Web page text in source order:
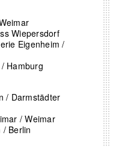
Wiepersdorf
Eigenheim /
Hamburg
/ Darmstädter
/ Weimar
/ Berlin